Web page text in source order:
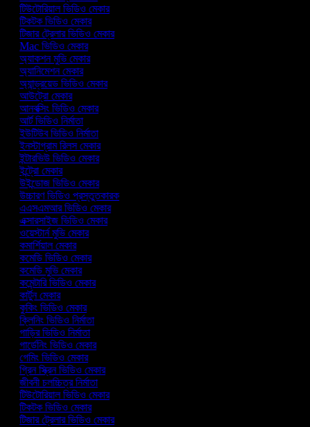
টিউটোরিয়াল ভিডিও মেকার
টিকটক ভিডিও মেকার
টিজার ট্রেলার ভিডিও মেকার
Mac ভিডিও মেকার
অ্যাকশন মুভি মেকার
অ্যানিমেশন মেকার
অ্যান্ড্রয়েড ভিডিও মেকার
আউট্রো মেকার
আনবক্সিং ভিডিও মেকার
আর্ট ভিডিও নির্মাতা
ইউটিউব ভিডিও নির্মাতা
ইনস্টাগ্রাম রিলস মেকার
ইন্টারভিউ ভিডিও মেকার
ইন্ট্রো মেকার
উইন্ডোজ ভিডিও মেকার
উচ্চারণ ভিডিও প্রস্তুতকারক
এএসএমআর ভিডিও মেকার
এক্সারসাইজ ভিডিও মেকার
ওয়েস্টার্ন মুভি মেকার
কমার্শিয়াল মেকার
কমেডি ভিডিও মেকার
কমেডি মুভি মেকার
কমেন্টারি ভিডিও মেকার
কার্টুন মেকার
কুকিং ভিডিও মেকার
ক্লিনিং ভিডিও নির্মাতা
গাড়ির ভিডিও নির্মাতা
গার্ডেনিং ভিডিও মেকার
গেমিং ভিডিও মেকার
গ্রিন স্ক্রিন ভিডিও মেকার
জীবনী চলচ্চিত্র নির্মাতা
টিউটোরিয়াল ভিডিও মেকার
টিকটক ভিডিও মেকার
টিজার ট্রেলার ভিডিও মেকার